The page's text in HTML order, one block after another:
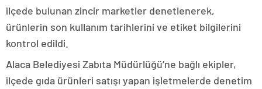
ilçede bulunan zincir marketler denetlenerek,
ürünlerin son kullanım tarihlerini ve etiket bilgilerini
kontrol edildi.
Alaca Belediyesi Zabıta Müdürlüğü’ne bağlı ekipler,
ilçede gıda ürünleri satışı yapan işletmelerde denetim